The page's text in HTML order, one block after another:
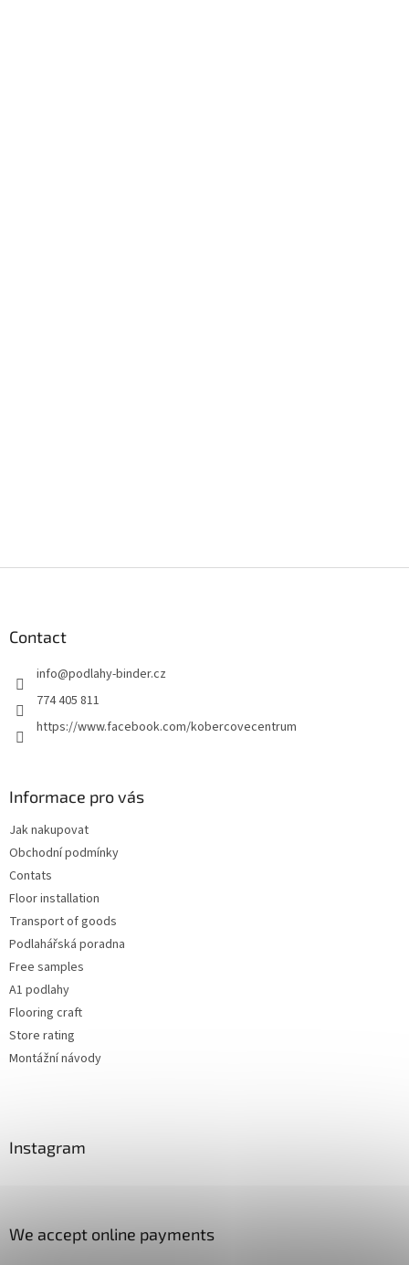
Contact
info@podlahy-binder.cz
774 405 811
https://www.facebook.com/kobercovecentrum
Informace pro vás
Jak nakupovat
Obchodní podmínky
Contats
Floor installation
Transport of goods
Podlahářská poradna
Free samples
A1 podlahy
Flooring craft
Store rating
Montážní návody
Instagram
We accept online payments